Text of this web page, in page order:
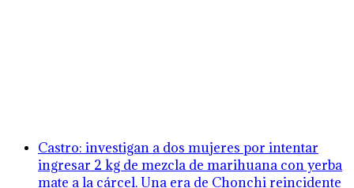
Castro: investigan a dos mujeres por intentar
ingresar 2 kg de mezcla de marihuana con yerba
mate a la cárcel. Una era de Chonchi reincidente